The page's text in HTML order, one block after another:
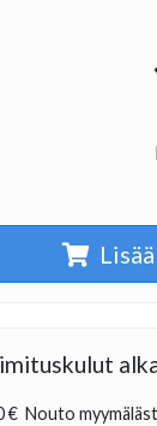
€ Nouto